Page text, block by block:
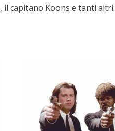
, il capitano Koons e tanti altri.